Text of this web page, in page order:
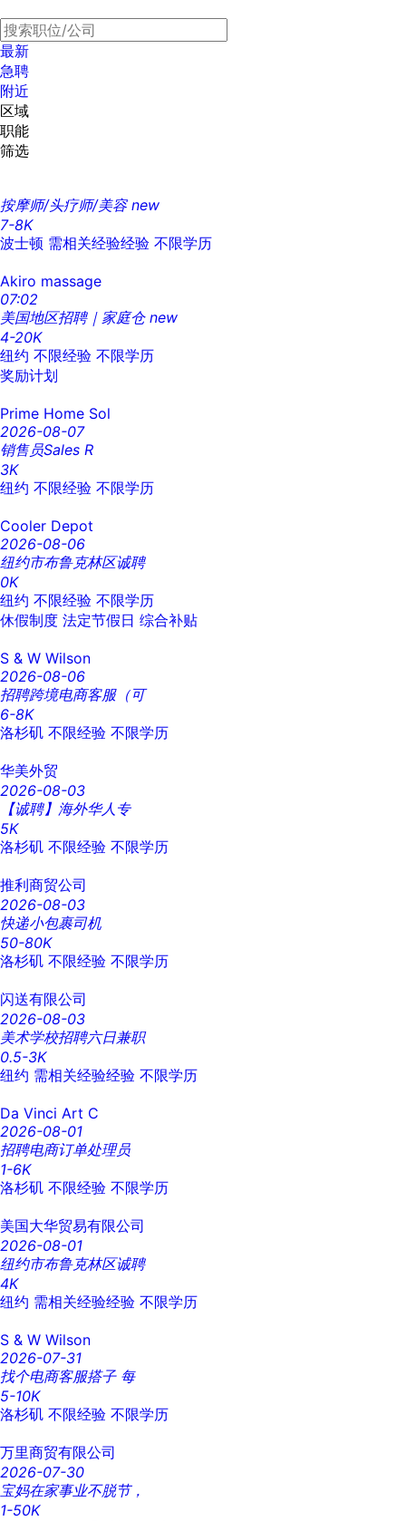
最新
急聘
附近
区域
职能
筛选
按摩师/头疗师/美容 new
7-8K
波士顿 需相关经验经验 不限学历
Akiro massage
07:02
美国地区招聘｜家庭仓 new
4-20K
纽约 不限经验 不限学历
奖励计划
Prime Home Sol
2026-08-07
销售员Sales R
3K
纽约 不限经验 不限学历
Cooler Depot
2026-08-06
纽约市布鲁克林区诚聘
0K
纽约 不限经验 不限学历
休假制度 法定节假日 综合补贴
S & W Wilson
2026-08-06
招聘跨境电商客服（可
6-8K
洛杉矶 不限经验 不限学历
华美外贸
2026-08-03
【诚聘】海外华人专
5K
洛杉矶 不限经验 不限学历
推利商贸公司
2026-08-03
快递小包裹司机
50-80K
洛杉矶 不限经验 不限学历
闪送有限公司
2026-08-03
美术学校招聘六日兼职
0.5-3K
纽约 需相关经验经验 不限学历
Da Vinci Art C
2026-08-01
招聘电商订单处理员
1-6K
洛杉矶 不限经验 不限学历
美国大华贸易有限公司
2026-08-01
纽约市布鲁克林区诚聘
4K
纽约 需相关经验经验 不限学历
S & W Wilson
2026-07-31
找个电商客服搭子 每
5-10K
洛杉矶 不限经验 不限学历
万里商贸有限公司
2026-07-30
宝妈在家事业不脱节，
1-50K